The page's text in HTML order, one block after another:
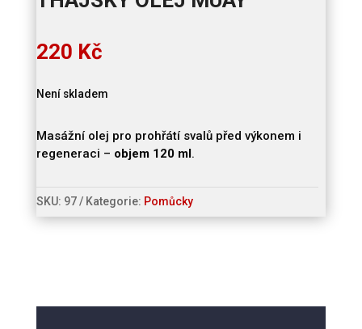
220 Kč
Není skladem
Masážní olej pro prohřátí svalů před výkonem i
regeneraci – objem 120 ml.
SKU: 97 Kategorie: Pomůcky